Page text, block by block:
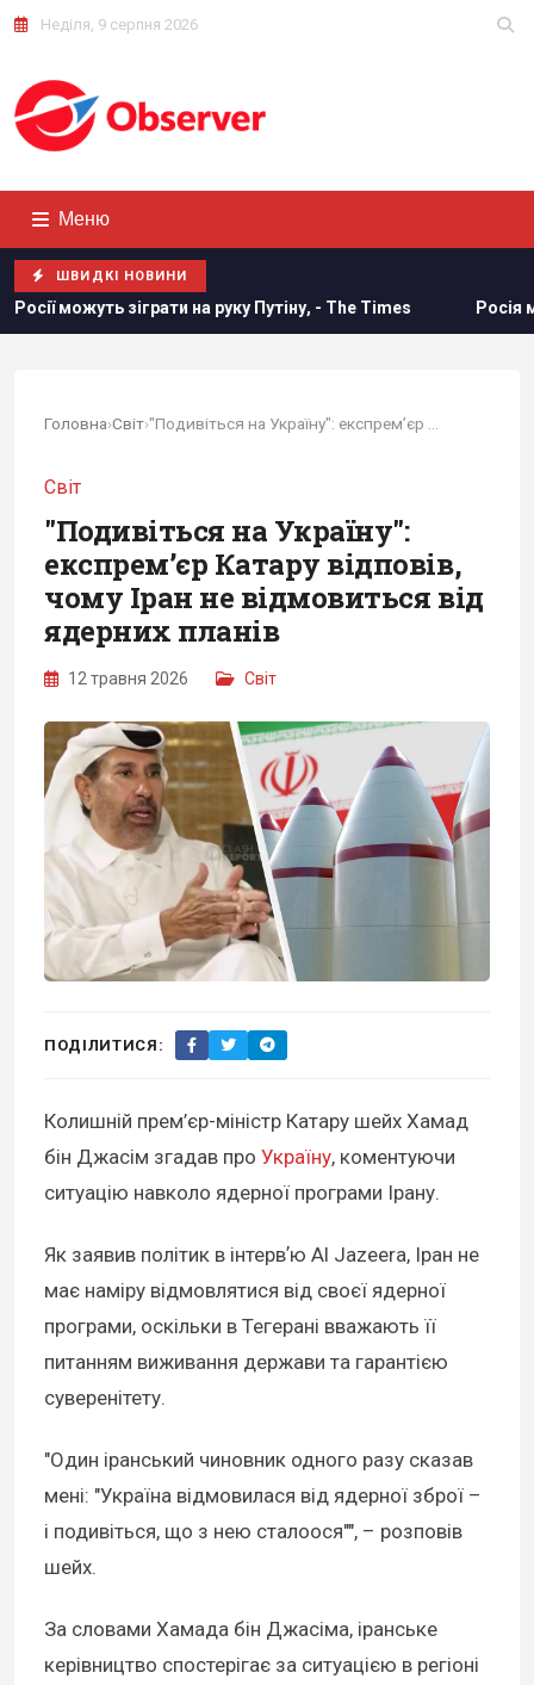
Неділя, 9 серпня 2026
Меню
ШВИДКІ НОВИНИ
на руку Путіну, - The Times Росія може
Головна›Світ›
Світ
"Подивіться на Україну":
експремʼєр Катару відповів,
чому Іран не відмовиться від
ядерних планів
12 травня 2026 Світ
ПОДІЛИТИСЯ:
Колишній прем’єр-міністр Катару шейх Хамад
бін Джасім згадав про Україну, коментуючи
ситуацію навколо ядерної програми Ірану.
Як заявив політик в інтервʼю Al Jazeera, Іран не
має наміру відмовлятися від своєї ядерної
програми, оскільки в Тегерані вважають її
питанням виживання держави та гарантією
суверенітету.
"Один іранський чиновник одного разу сказав
мені: "Україна відмовилася від ядерної зброї –
і подивіться, що з нею сталоося"", – розповів
шейх.
За словами Хамада бін Джасіма, іранське
керівництво спостерігає за ситуацією в регіоні